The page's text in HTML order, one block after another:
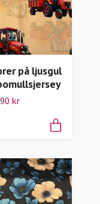
på ljusgul
kr